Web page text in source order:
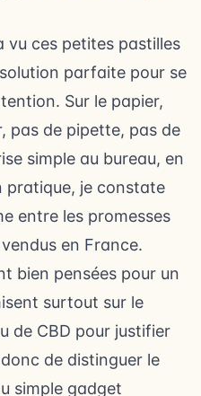
vu ces petites pastilles
parfaite pour se
Sur le papier,
pas de pipette, pas de
simple au bureau, en
pratique, je constate
entre les promesses
en France.
bien pensées pour un
surtout sur le
de CBD pour justifier
de distinguer le
simple gadget